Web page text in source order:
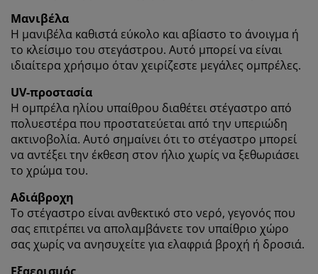
Μανιβέλα
Η μανιβέλα καθιστά εύκολο και αβίαστο το άνοιγμα ή
το κλείσιμο του στεγάστρου. Αυτό μπορεί να είναι
ιδιαίτερα χρήσιμο όταν χειρίζεστε μεγάλες ομπρέλες.
UV-προστασία
Η ομπρέλα ηλίου υπαίθρου διαθέτει στέγαστρο από
πολυεστέρα που προστατεύεται από την υπεριώδη
ακτινοβολία. Αυτό σημαίνει ότι το στέγαστρο μπορεί
να αντέξει την έκθεση στον ήλιο χωρίς να ξεθωριάσει
το χρώμα του.
Αδιάβροχη
Το στέγαστρο είναι ανθεκτικό στο νερό, γεγονός που
σας επιτρέπει να απολαμβάνετε τον υπαίθριο χώρο
σας χωρίς να ανησυχείτε για ελαφριά βροχή ή δροσιά.